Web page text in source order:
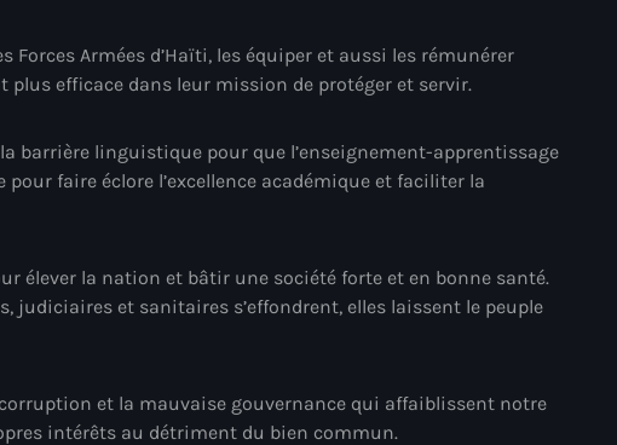
Afrique Sub-Saharienne
Agriculture
Albanie
Alexandre Pétion
Forces Armées d’Haïti, les équiper et aussi les rémunérer
plus efficace dans leur mission de protéger et servir.
barrière linguistique pour que l’enseignement-apprentissage
faire éclore l’excellence académique et faciliter la
élever la nation et bâtir une société forte et en bonne santé.
judiciaires et sanitaires s’effondrent, elles laissent le peuple
et la mauvaise gouvernance qui affaiblissent notre
intérêts au détriment du bien commun.